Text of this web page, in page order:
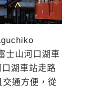
士山河口湖車
湖車站走路
交通方便，從